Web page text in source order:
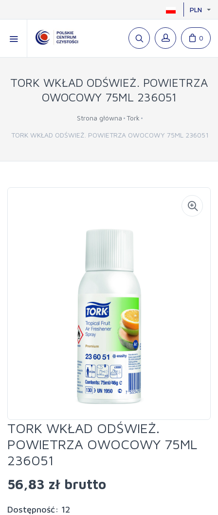
PLN
0
TORK WKŁAD ODŚWIEŻ. POWIETRZA
OWOCOWY 75ML 236051
Strona główna Tork
TORK WKŁAD ODŚWIEŻ. POWIETRZA OWOCOWY 75ML 236051
TORK WKŁAD ODŚWIEŻ.
POWIETRZA OWOCOWY 75ML
236051
56,83 zł brutto
Dostępność: 12